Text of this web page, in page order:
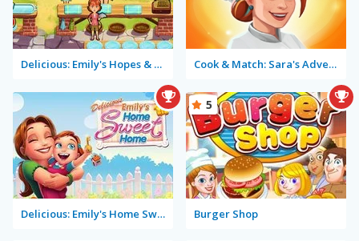
Delicious: Emily's Hopes & Fears Cook & Match: Sara's Adventure
Delicious: Emily's Home Sweet Home Burger Shop
5